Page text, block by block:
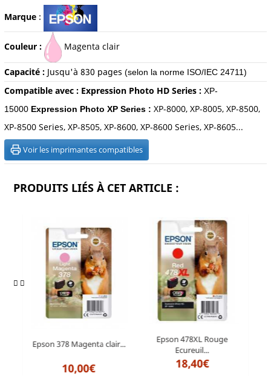
Marque:
Couleur : Magenta clair
Capacité : Jusqu'à 830 pages (selon la norme ISO/IEC 24711)
Compatible avec : Expression Photo HD Series : XP-
15000 Expression Photo XP Series : XP-8000, XP-8005, XP-8500,
XP-8500 Series, XP-8505, XP-8600, XP-8600 Series, XP-8605...
Voir les imprimantes compatibles
PRODUITS LIÉS À CET ARTICLE :
Epson 378 Magenta clair...
10,00€
Epson 478XL Rouge
Ecureuil...
18,40€